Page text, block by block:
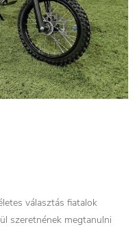
választás fiatalok
szeretnének megtanulni